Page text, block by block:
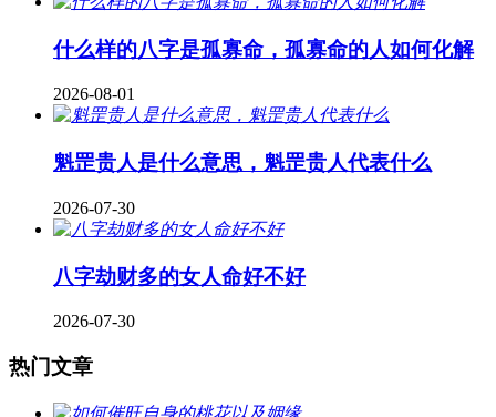
什么样的八字是孤寡命，孤寡命的人如何化解
2026-08-01
魁罡贵人是什么意思，魁罡贵人代表什么
2026-07-30
八字劫财多的女人命好不好
2026-07-30
热门文章